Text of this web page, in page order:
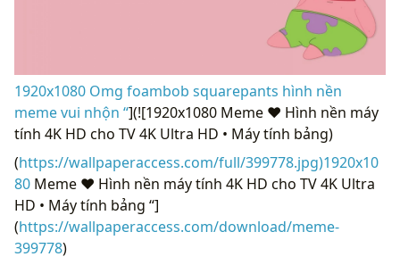
1920x1080 Omg foambob squarepants hình nền
meme vui nhộn “](![1920x1080 Meme ❤ Hình nền máy
tính 4K HD cho TV 4K Ultra HD • Máy tính bảng)
(https://wallpaperaccess.com/full/399778.jpg)1920x10
80 Meme ❤ Hình nền máy tính 4K HD cho TV 4K Ultra
HD • Máy tính bảng “]
(https://wallpaperaccess.com/download/meme-
399778)